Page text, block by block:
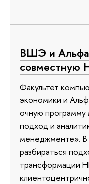
ВШЭ и
совместную
Факультет
экономики и
очную программу
подход и
менеджменте». В
разбираться
трансформации